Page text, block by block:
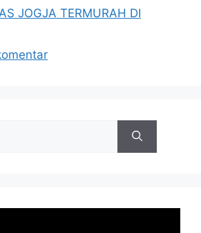
JOGJA TERMURAH DI